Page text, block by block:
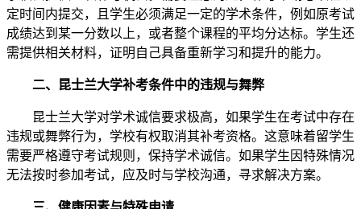
定时间内提交，且学生必须满足一定的学术条件，例如原考试
成绩达到某一分数以上，或者整个课程的平均分达标。学生还
需提供相关材料，证明自己具备重新学习和提升的能力。
二、昆士兰大学补考条件中的违规与舞弊
昆士兰大学对学术诚信要求极高，如果学生在考试中存在
违规或舞弊行为，学校有权取消其补考资格。这意味着留学生
需要严格遵守考试规则，保持学术诚信。如果学生因特殊情况
无法按时参加考试，应及时与学校沟通，寻求解决方案。